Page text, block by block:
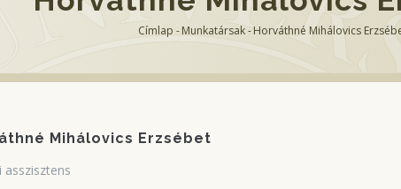
Címlap -Munkatársak-Horváthné Mihálovics
Mihálovics Erzsébet
asszisztens